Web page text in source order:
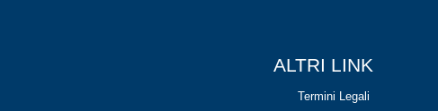
ALTRI LINK
Termini Legali